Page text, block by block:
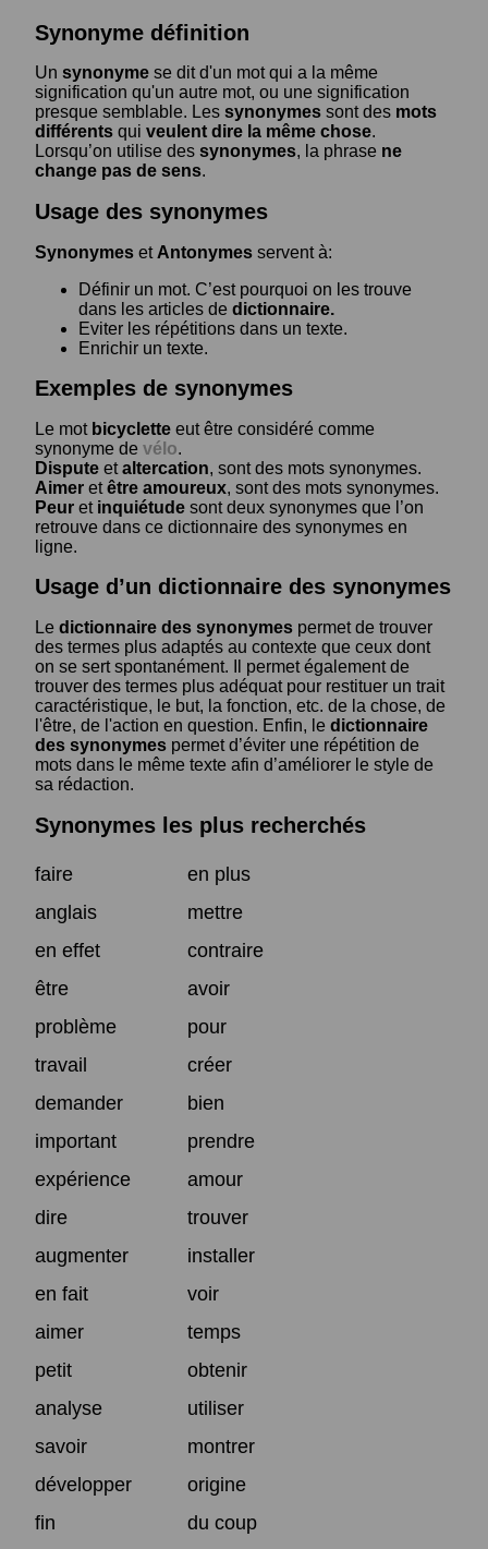
Synonyme définition
Un synonyme se dit d'un mot qui a la même
signification qu'un autre mot, ou une signification
presque semblable. Les synonymes sont des mots
différents qui veulent dire la même chose.
Lorsqu’on utilise des synonymes, la phrase ne
change pas de sens.
Usage des synonymes
Synonymes et Antonymes servent à:
Définir un mot. C’est pourquoi on les trouve
dans les articles de dictionnaire.
Eviter les répétitions dans un texte.
Enrichir un texte.
Exemples de synonymes
Le mot bicyclette eut être considéré comme
synonyme de vélo.
Dispute etaltercation, sont des mots synonymes.
Aimer etêtre amoureux, sont des mots synonymes.
Peur et inquiétude sont deux synonymes que l’on
retrouve dans ce dictionnaire des synonymes en
ligne.
Usage d’un dictionnaire des synonymes
Le dictionnaire des synonymes permet de trouver
des termes plus adaptés au contexte que ceux dont
on se sert spontanément. Il permet également de
trouver des termes plus adéquat pour restituer un trait
caractéristique, le but, la fonction, etc. de la chose, de
l'être, de l'action en question. Enfin, le dictionnaire
des synonymes permet d’éviter une répétition de
mots dans le même texte afin d’améliorer le style de
sa rédaction.
Synonymes les plus recherchés
faire
en plus
anglais
mettre
en effet
contraire
être
avoir
problème
pour
travail
créer
demander
bien
important
prendre
expérience
amour
dire
trouver
augmenter
installer
en fait
voir
aimer
temps
petit
obtenir
analyse
utiliser
savoir
montrer
développer
origine
fin
du coup